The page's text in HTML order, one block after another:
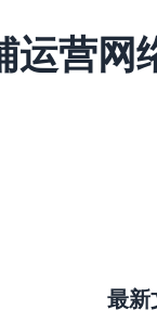
运营网
最新